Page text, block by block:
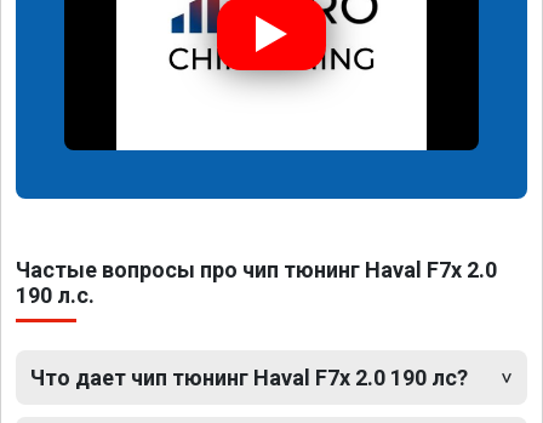
Частые вопросы про чип тюнинг Haval F7x 2.0
190 л.с.
Что дает чип тюнинг Haval F7x 2.0 190 лс?